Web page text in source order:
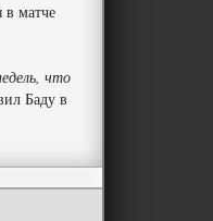
матче
что
Баду в